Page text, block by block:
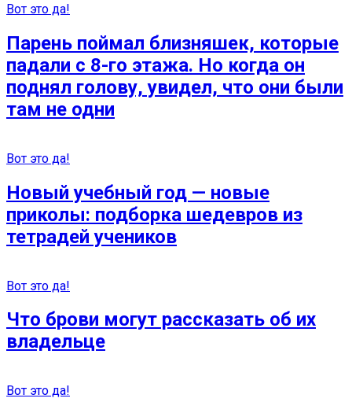
Вот это да!
Парень поймал близняшек, которые
падали с 8-го этажа. Но когда он
поднял голову, увидел, что они были
там не одни
Вот это да!
Новый учебный год — новые
приколы: подборка шедевров из
тетрадей учеников
Вот это да!
Что брови могут рассказать об их
владельце
Вот это да!